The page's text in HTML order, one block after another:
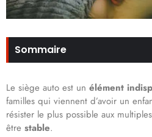
Sommaire
Le siège auto est un élément
familles qui viennent d’avoir un
résister le plus possible aux
être stable.